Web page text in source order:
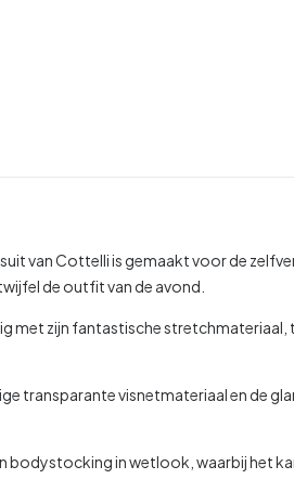
van Cottelli is gemaakt voor de
de outfit van de avond.
met zijn fantastische
transparante visnetmateriaal en de
bodystocking in wetlook, waarbij het